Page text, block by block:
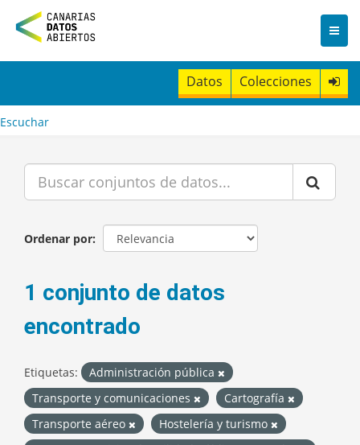
n
t
Datos Colecciones
Escuchar
Ordenar por
1 conjunto de datos
encontrado
Etiquetas:
Administración pública
Transporte y comunicaciones
Cartografía
Transporte aéreo
Hostelería y turismo